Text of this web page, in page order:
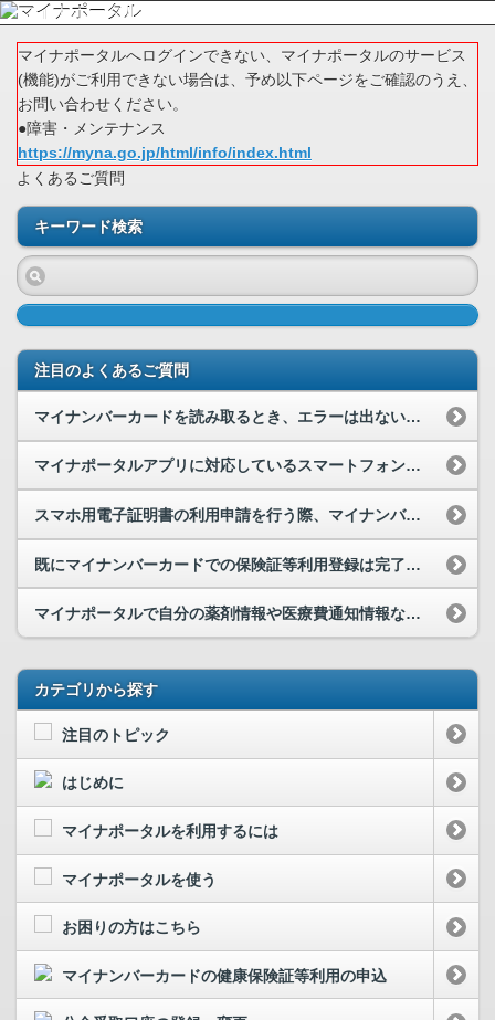
マイナポータルへログインできない、マイナポータルのサービス
(機能)がご利用できない場合は、予め以下ページをご確認のうえ、
お問い合わせください。
●障害・メンテナンス
https://myna.go.jp/html/info/index.html
よくあるご質問
キーワード検索
注目のよくあるご質問
マイナンバーカードを読み取るとき、エラーは出ないが、ずっと読み取れません。
マイナポータルアプリに対応しているスマートフォン等を教えてください。
スマホ用電子証明書の利用申請を行う際、マイナンバーカードの読取り位置がわかりません。
既にマイナンバーカードでの保険証等利用登録は完了していますが、就職や転職、退職等により、健康保...
マイナポータルで自分の薬剤情報や医療費通知情報などを見られなかったのですが、なぜですか。
カテゴリから探す
注目のトピック
はじめに
マイナポータルを利用するには
マイナポータルを使う
お困りの方はこちら
マイナンバーカードの健康保険証等利用の申込